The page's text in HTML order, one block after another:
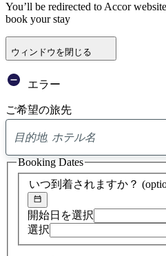
You’ll be redirected to Accor
book your stay
ウィンドウを閉じる
エラー
ご希望の旅先
ア
ド
バ
イ
検
索
いつ到着されますか？
開始日を選択
選択
Booking Dates